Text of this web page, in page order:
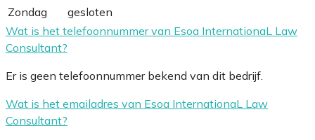
Zondag
gesloten
Wat is het telefoonnummer van Esoa InternationaL Law
Consultant?
Er is geen telefoonnummer bekend van dit bedrijf.
Wat is het emailadres van Esoa InternationaL Law
Consultant?